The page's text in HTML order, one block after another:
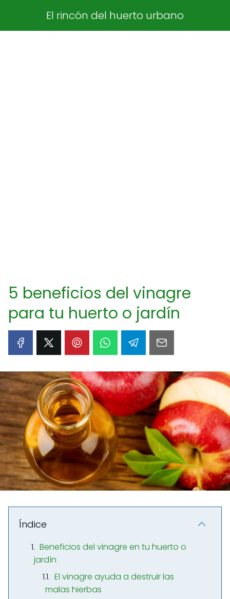
El rincón del huerto urbano
5 beneficios del vinagre
para tu huerto o jardín
Índice
Beneficios del vinagre en tu huerto o
jardín
El vinagre ayuda a destruir las
malas hierbas